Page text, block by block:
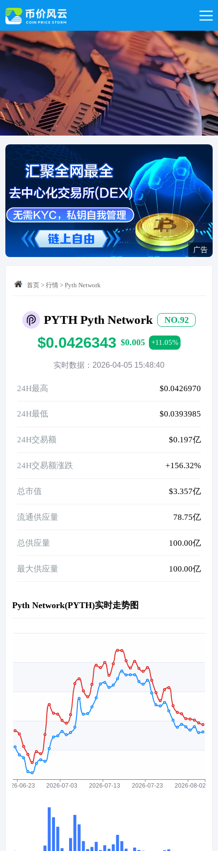
广告
首页 >行情 >Pyth Network
PYTH Pyth Network NO.92
$0.0426343 $0.005 +11.05%
实时数据：2026-04-05 15:48:40
24H最高 $0.0426970
24H最低 $0.0393985
24H交易额 $0.197亿
24H交易额涨跌 +156.32%
总市值 $3.357亿
流通供应量 78.75亿
总供应量 100.00亿
最大供应量 100.00亿
Pyth Network(PYTH)实时走势图